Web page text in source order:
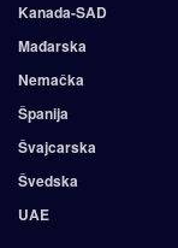
Kanada-SAD
Mađarska
Nemačka
Španija
Švajcarska
Švedska
UAE